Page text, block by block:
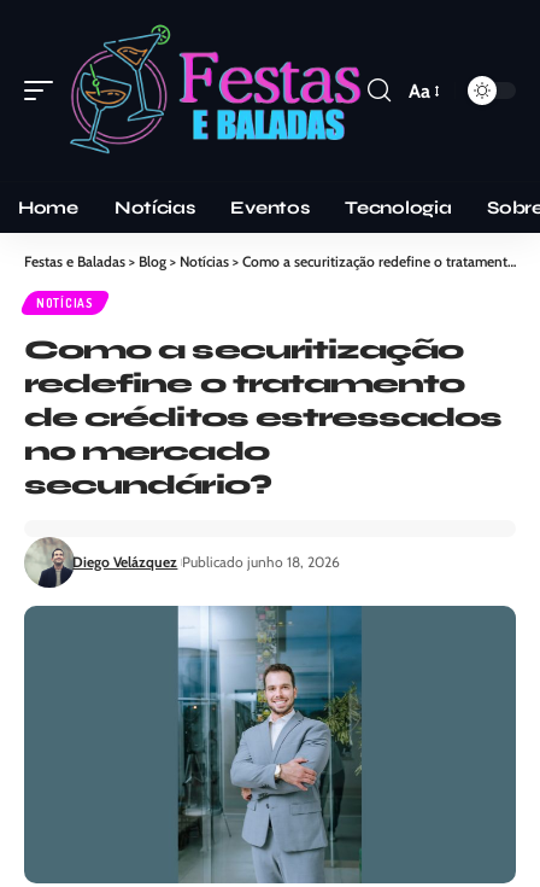
Aa
Home Notícias Eventos Tecnologia
Festas e Baladas > Blog > Notícias > Como a securitização redefine o tratamento de créditos estressados no mercado secundário?
NOTÍCIAS
Como a securitização
redefine o tratamento
de créditos estressados
no mercado
secundário?
Diego Velázquez Publicado junho 18, 2026